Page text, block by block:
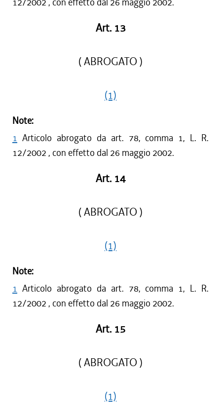
Art. 13
( ABROGATO )
(1)
Note:
1 Articolo abrogato da art. 78, comma 1, L. R.
12/2002 , con effetto dal 26 maggio 2002.
Art. 14
( ABROGATO )
(1)
Note:
1 Articolo abrogato da art. 78, comma 1, L. R.
12/2002 , con effetto dal 26 maggio 2002.
Art. 15
( ABROGATO )
(1)